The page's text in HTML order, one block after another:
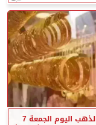
أسعار الذهب اليوم الجمعة 7